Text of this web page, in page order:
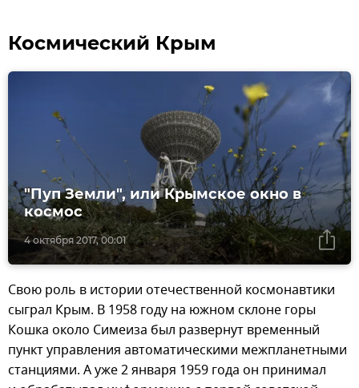
Космический Крым
4 октября 2017, 00:01
"Пуп Земли", или Крымское окно в
космос
Свою роль в истории отечественной космонавтики
сыграл Крым. В 1958 году на южном склоне горы
Кошка около Симеиза был развернут временный
пункт управления автоматическими межпланетными
станциями. А уже 2 января 1959 года он принимал